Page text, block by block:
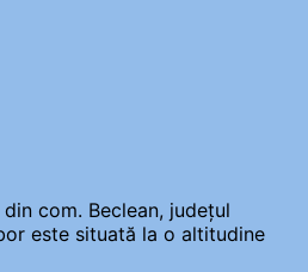
com. Beclean, județul
este situată la o altitudine